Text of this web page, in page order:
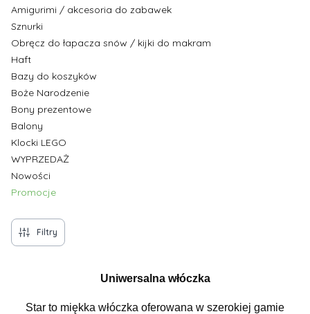
Amigurimi / akcesoria do zabawek
Sznurki
Obręcz do łapacza snów / kijki do makram
Haft
Bazy do koszyków
Boże Narodzenie
Bony prezentowe
Balony
Klocki LEGO
WYPRZEDAŻ
Nowości
Promocje
Filtry
Uniwersalna włóczka
Star to miękka włóczka oferowana w szerokiej gamie